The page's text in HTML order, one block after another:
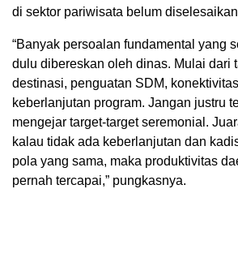
di sektor pariwisata belum
“Banyak persoalan fundamental yang
dulu dibereskan oleh dinas. Mulai dari
destinasi, penguatan SDM,
keberlanjutan program. Jangan justru
mengejar target-target seremonial.
kalau tidak ada keberlanjutan dan
pola yang sama, maka produktivitas
pernah tercapai,” pungkasnya.